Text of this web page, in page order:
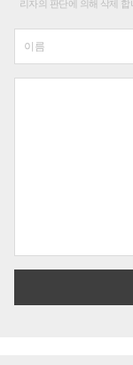
리자의 판단에 의해 삭제 합